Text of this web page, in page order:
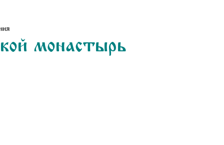
монастырь